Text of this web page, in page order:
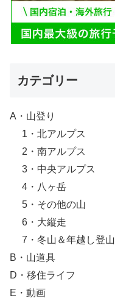
カテゴリー
A・山登り
1・北アルプス
2・南アルプス
3・中央アルプス
4・八ヶ岳
5・その他の山
6・大縦走
7・冬山＆年越し登山
B・山道具
D・移住ライフ
E・動画